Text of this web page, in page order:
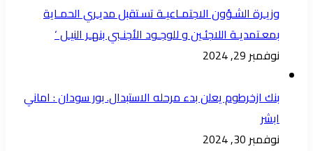
وزيـرة الشـؤون الاجتمـاعيـة تسـتقبل مديـري الحمـاية
بمعـتمديـة اللاجئـين و للوجـود الأجنـبي بنهـر النيـل ‘
نوفمبر 29, 2024
بنك ازخرطوم يعلن بدء مرحله الاستبدال. بور سودان : اماني
ابشر
نوفمبر 30, 2024